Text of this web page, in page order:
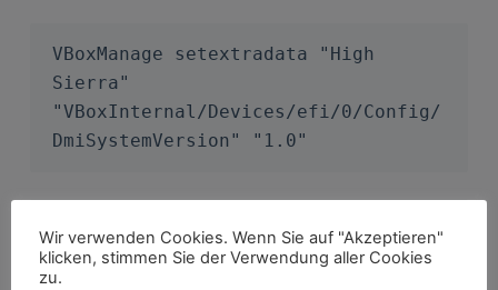
VBoxManage setextradata "High
Sierra"
"VBoxInternal/Devices/efi/0/Config/
DmiSystemVersion" "1.0"
VBoxManage setextradata "High
Sierra"
Wir verwenden Cookies. Wenn Sie auf "Akzeptieren"
klicken, stimmen Sie der Verwendung aller Cookies
zu.